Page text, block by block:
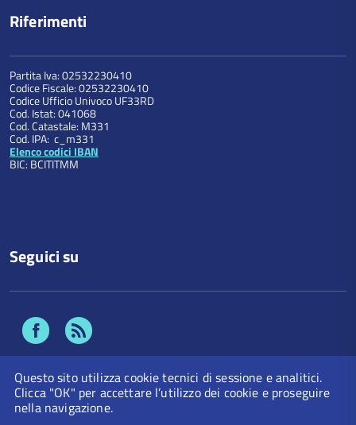
Questo sito utilizza cookie tecnici di sessione e analitici.
Clicca "OK" per accettare l’utilizzo dei cookie e proseguire
nella navigazione.
Riferimenti
Partita Iva: 02532230410
Codice Fiscale: 02532230410
Codice Ufficio Univoco UF33RD
Cod. Istat: 041068
Cod. Catastale: M331
Cod. IPA: c_m331
Elenco codici IBAN
BIC: BCITITMM
Seguici su
Facebook